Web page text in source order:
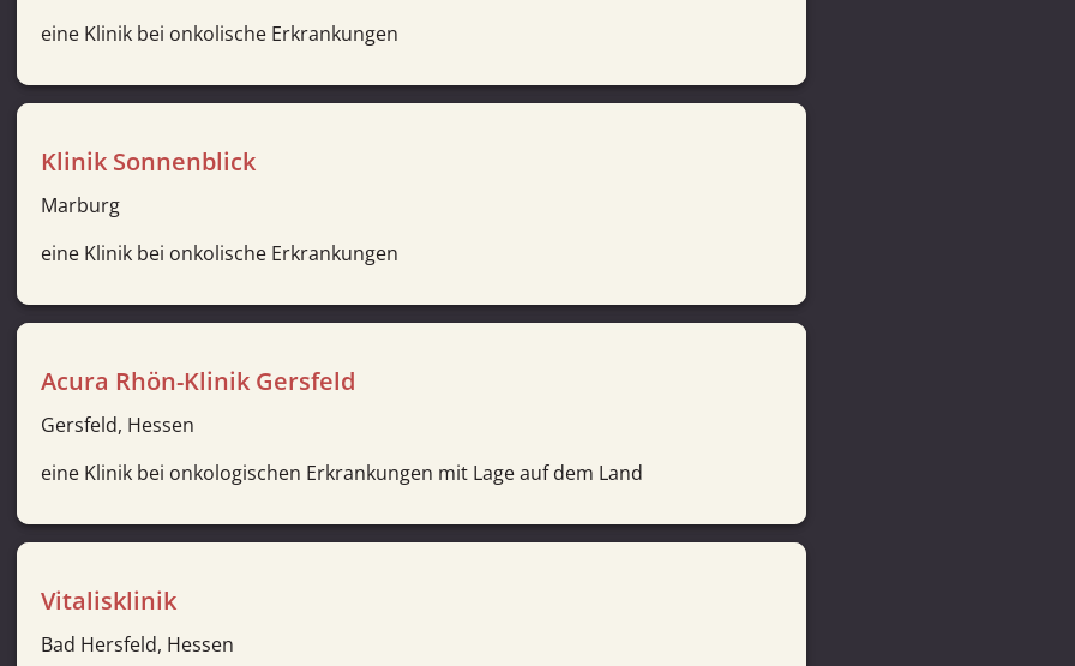
eine Klinik bei onkolische Erkrankungen
Klinik Sonnenblick
Marburg
eine Klinik bei onkolische Erkrankungen
Acura Rhön-Klinik Gersfeld
Gersfeld, Hessen
eine Klinik bei onkologischen Erkrankungen mit Lage auf dem Land
Vitalisklinik
Bad Hersfeld, Hessen